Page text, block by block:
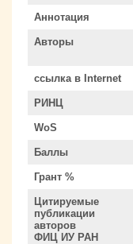
Аннотация
Авторы
ссылка в Internet
РИНЦ
WoS
Баллы
Грант %
Цитируемые
публикации
авторов
ФИЦ ИУ РАН